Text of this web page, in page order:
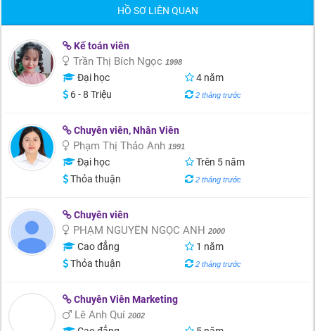
HỒ SƠ LIÊN QUAN
Kế toán viên
Trần Thị Bích Ngọc 1998
Đại học
4 năm
6 - 8 Triệu
2 tháng trước
Chuyên viên, Nhân Viên
Phạm Thị Thảo Anh 1991
Đại học
Trên 5 năm
Thỏa thuận
2 tháng trước
Chuyên viên
PHẠM NGUYỄN NGỌC ANH 2000
Cao đẳng
1 năm
Thỏa thuận
2 tháng trước
Chuyên Viên Marketing
Lê Anh Quí 2002